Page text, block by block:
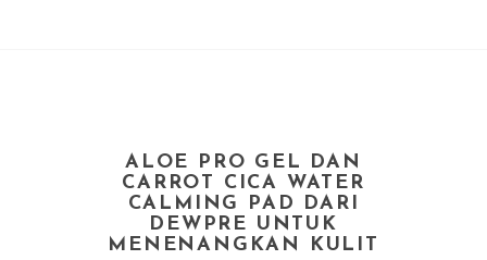
ALOE PRO GEL DAN
CARROT CICA WATER
CALMING PAD DARI
DEWPRE UNTUK
MENENANGKAN KULIT